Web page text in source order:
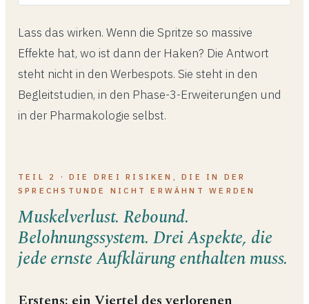
Lass das wirken. Wenn die Spritze so massive
Effekte hat, wo ist dann der Haken? Die Antwort
steht nicht in den Werbespots. Sie steht in den
Begleitstudien, in den Phase-3-Erweiterungen und
in der Pharmakologie selbst.
TEIL 2 · DIE DREI RISIKEN, DIE IN DER
SPRECHSTUNDE NICHT ERWÄHNT WERDEN
Muskelverlust. Rebound.
Belohnungssystem. Drei Aspekte, die
jede ernste Aufklärung enthalten muss.